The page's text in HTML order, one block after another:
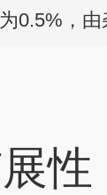
0.5%，
性